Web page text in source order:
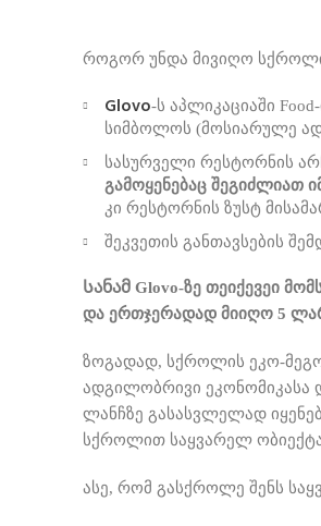
როგორ უნდა მივიღო
Glovo-ს აპლიკაციაში
სიმბოლოს (მოსიარულე
სასურველი რესტორნის
გამოყენებაც შეგიძლიათ
კი რესტორნის ზუსტ
შეკვეთის განთავსების
Სანამ Glovo-ზე თეიქევეი
და ერთჯერადად მიიღო 5
ზოგადად, სქროლის ეკო-
ადგილობრივი ეკონომიკასა
ლანჩზე გასასვლელად
სქროლით საყვარელ
ასე, რომ გასქროლე შენს